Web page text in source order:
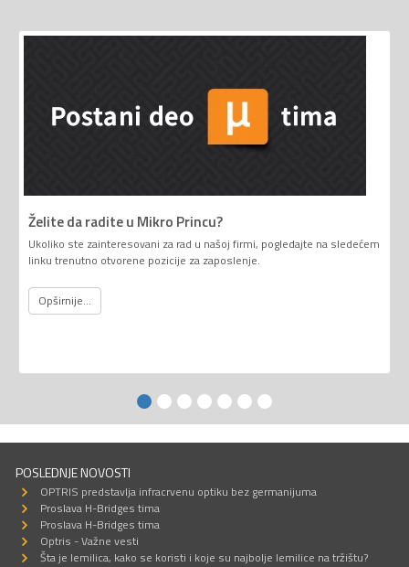
Želite da radite u Mikro Princu?
Ukoliko ste zainteresovani za rad u našoj firmi, pogledajte na sledećem
linku trenutno otvorene pozicije za zaposlenje.
Opširnije...
POSLEDNJE NOVOSTI
OPTRIS predstavlja infracrvenu optiku bez germanijuma
Proslava H-Bridges tima
Proslava H-Bridges tima
Optris - Važne vesti
Šta je lemilica, kako se koristi i koje su najbolje lemilice na tržištu?